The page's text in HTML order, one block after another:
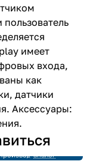
имеет
входа,
как
датчики
Аксессуары:
с
производства
Ссылка на